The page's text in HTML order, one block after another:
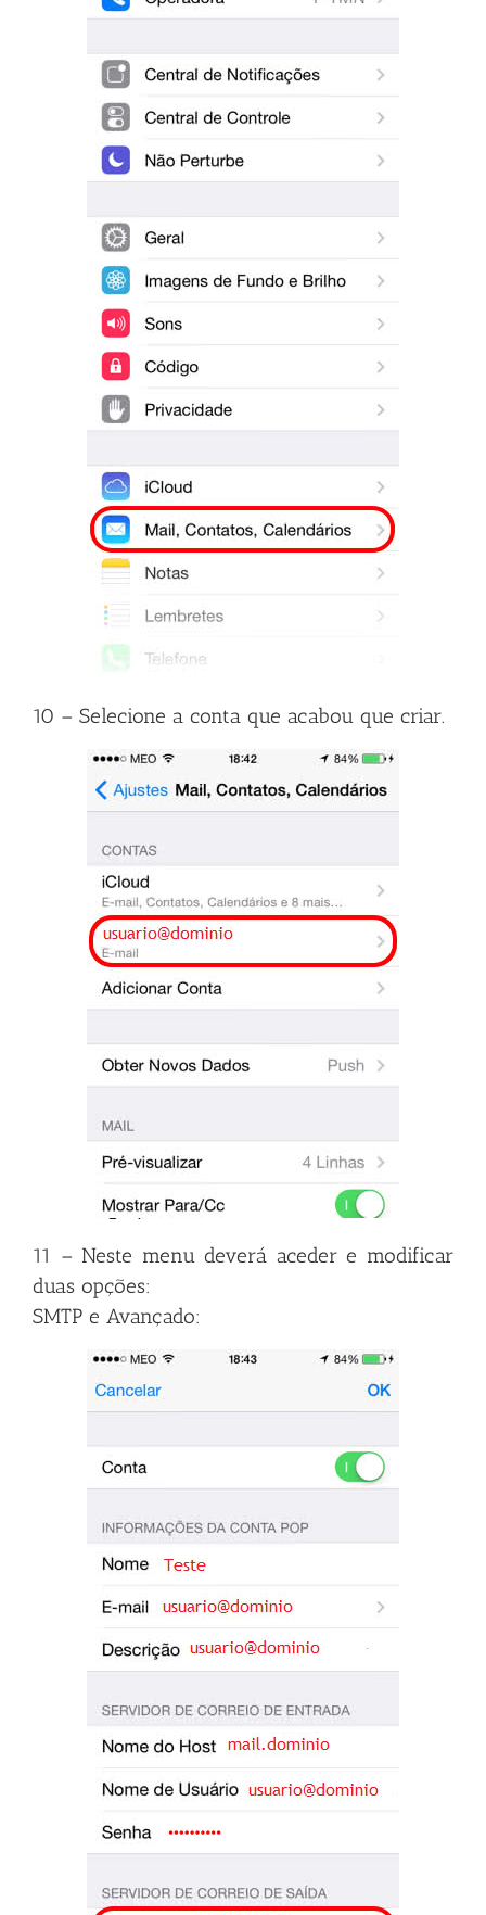
10 – Selecione a conta que acabou que criar.
11 – Neste menu deverá aceder e modificar
duas opções:
SMTP e Avançado: